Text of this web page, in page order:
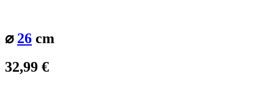
⌀ 26 cm
32,99 €